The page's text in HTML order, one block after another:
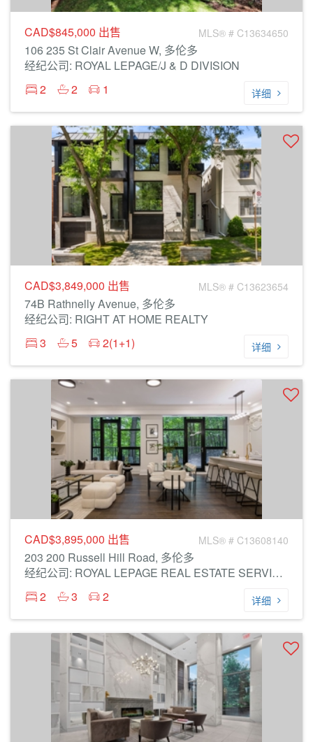
CAD$845,000 出售 MLS® # C13634650
106 235 St Clair Avenue W, 多伦多
经纪公司: ROYAL LEPAGE/J & D DIVISION
2
2 1 详细
CAD$3,849,000 出售 MLS® # C13623654
74B Rathnelly Avenue, 多伦多
经纪公司: RIGHT AT HOME REALTY
3
5 2(1+1) 详细
CAD$3,895,000 出售 MLS® # C13608140
203 200 Russell Hill Road, 多伦多
经纪公司: ROYAL LEPAGE REAL ESTATE SERVICES LTD.
2
3 2 详细